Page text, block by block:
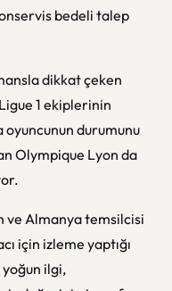
bedeli talep
dikkat çeken
1 ekiplerinin
oyuncunun durumunu
Olympique Lyon da
ve Almanya temsilcisi
için izleme yaptığı
ilgi,